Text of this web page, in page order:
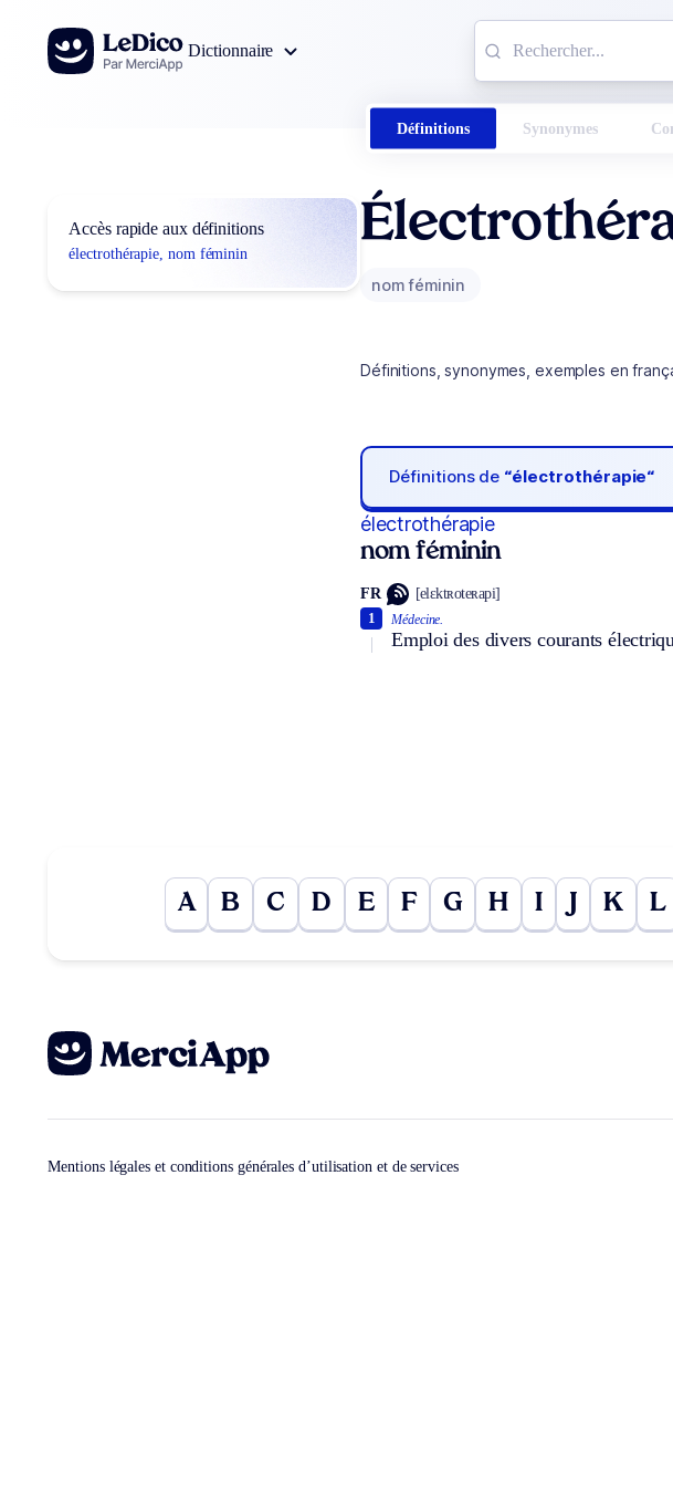
Aller au contenu
Dictionnaire
Définitions Synonymes
Accès rapide aux définitions
électrothérapie, nom féminin
nom féminin
Définitions, synonymes, exemples en
Définitions de “électrothérapie“
électrothérapie
nom féminin
FR [elɛktʀoteʀapi]
Médecine.
Emploi des divers courants
1
A B C D E F G H I K L
Mentions légales et conditions générales d’utilisation et de services